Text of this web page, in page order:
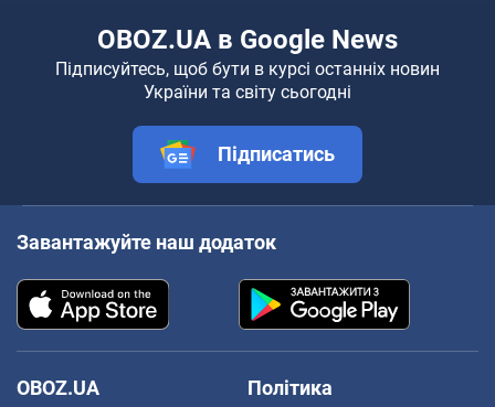
OBOZ.UA в Google News
Підписуйтесь, щоб бути в курсі останніх новин
України та світу сьогодні
Підписатись
Завантажуйте наш додаток
OBOZ.UA
Політика